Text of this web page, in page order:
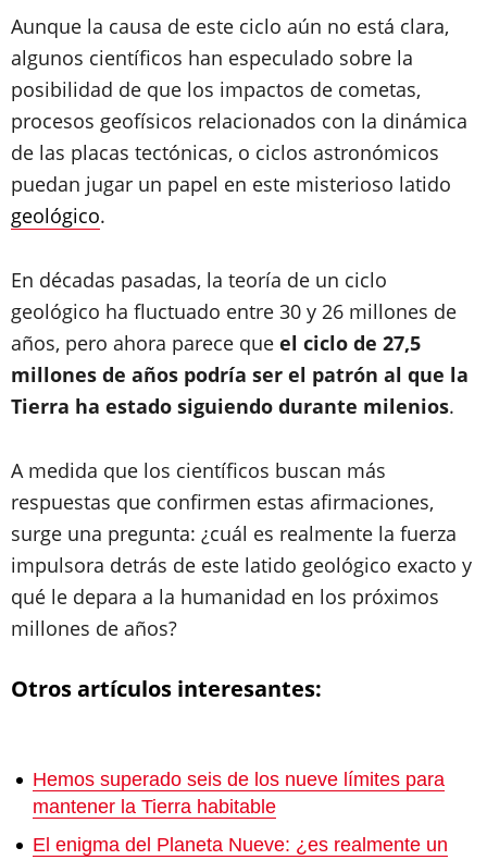
Aunque la causa de este ciclo aún no está clara,
algunos científicos han especulado sobre la
posibilidad de que los impactos de cometas,
procesos geofísicos relacionados con la dinámica
de las placas tectónicas, o ciclos astronómicos
puedan jugar un papel en este misterioso latido
geológico.
En décadas pasadas, la teoría de un ciclo
geológico ha fluctuado entre 30 y 26 millones de
años, pero ahora parece que el ciclo de 27,5
millones de años podría ser el patrón al que la
Tierra ha estado siguiendo durante milenios.
A medida que los científicos buscan más
respuestas que confirmen estas afirmaciones,
surge una pregunta: ¿cuál es realmente la fuerza
impulsora detrás de este latido geológico exacto y
qué le depara a la humanidad en los próximos
millones de años?
Otros artículos interesantes:
Hemos superado seis de los nueve límites para
mantener la Tierra habitable
El enigma del Planeta Nueve: ¿es realmente un